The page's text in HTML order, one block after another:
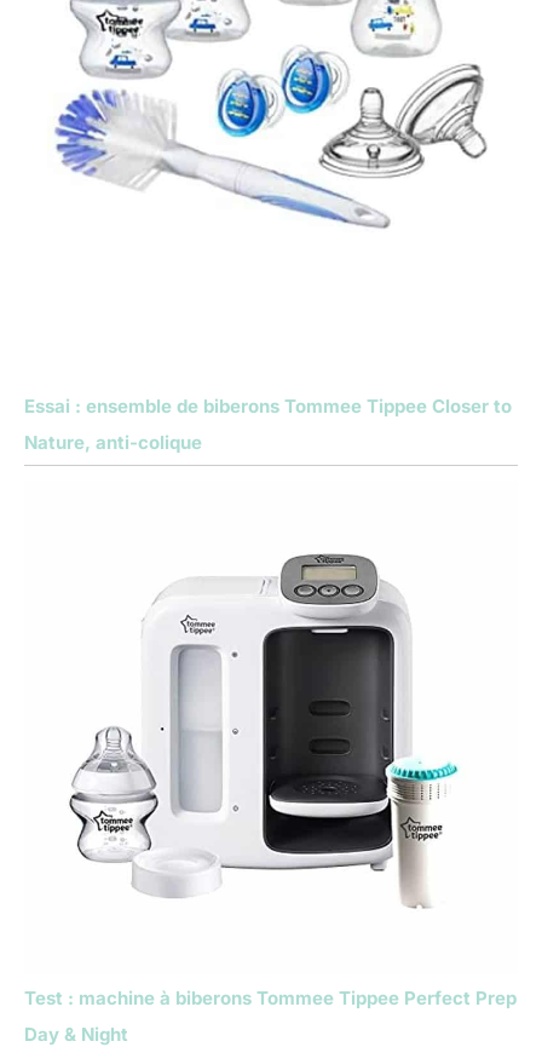
Essai : ensemble de biberons Tommee Tippee Closer to
Nature, anti-colique
Test : machine à biberons Tommee Tippee Perfect Prep
Day & Night